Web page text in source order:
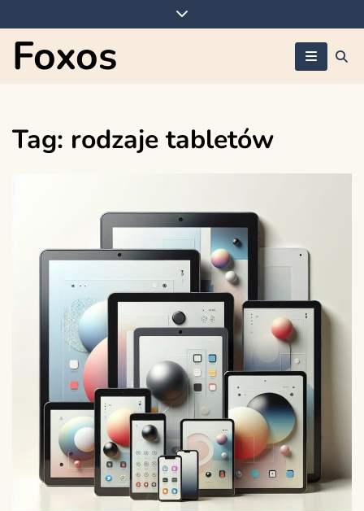
to
content
Foxos
Tag: rodzaje tabletów